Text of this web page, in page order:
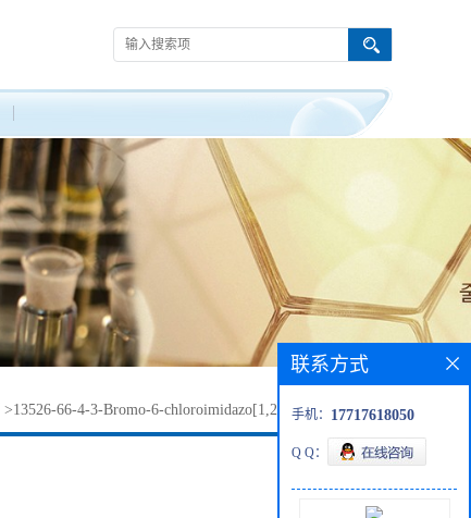
>13526-66-4-3-Bromo-6-chloroimidazo[1,2-b]pyridazine-0.98
联系方式
手机： 17717618050
Q Q：